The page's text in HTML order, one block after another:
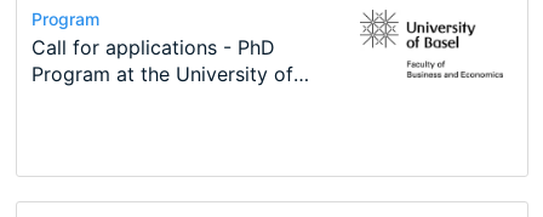
Conference
Modern Difference-in-Differences:
New Problems, New Solutions -…
Program
Call for applications - PhD
Program at the University of
Program
TEaM – Two year Master's
programme in Tourism Economics
Conference
48th RSEP International
Course
Oxford University Economics
Summer School
Job
Economic Analyst – Tax Modelling